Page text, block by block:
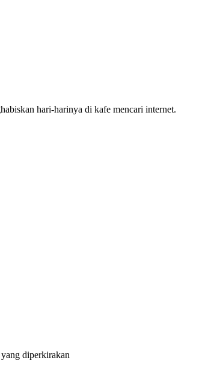
hari-harinya di kafe mencari internet.
diperkirakan